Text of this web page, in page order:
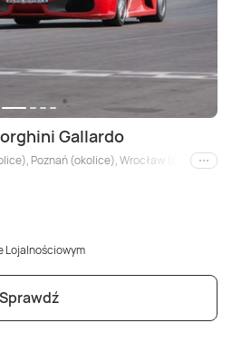
Gallardo
Poznań (okolice), Wrocław (okolice),
i inne
Lojalnościowym
Sprawdź